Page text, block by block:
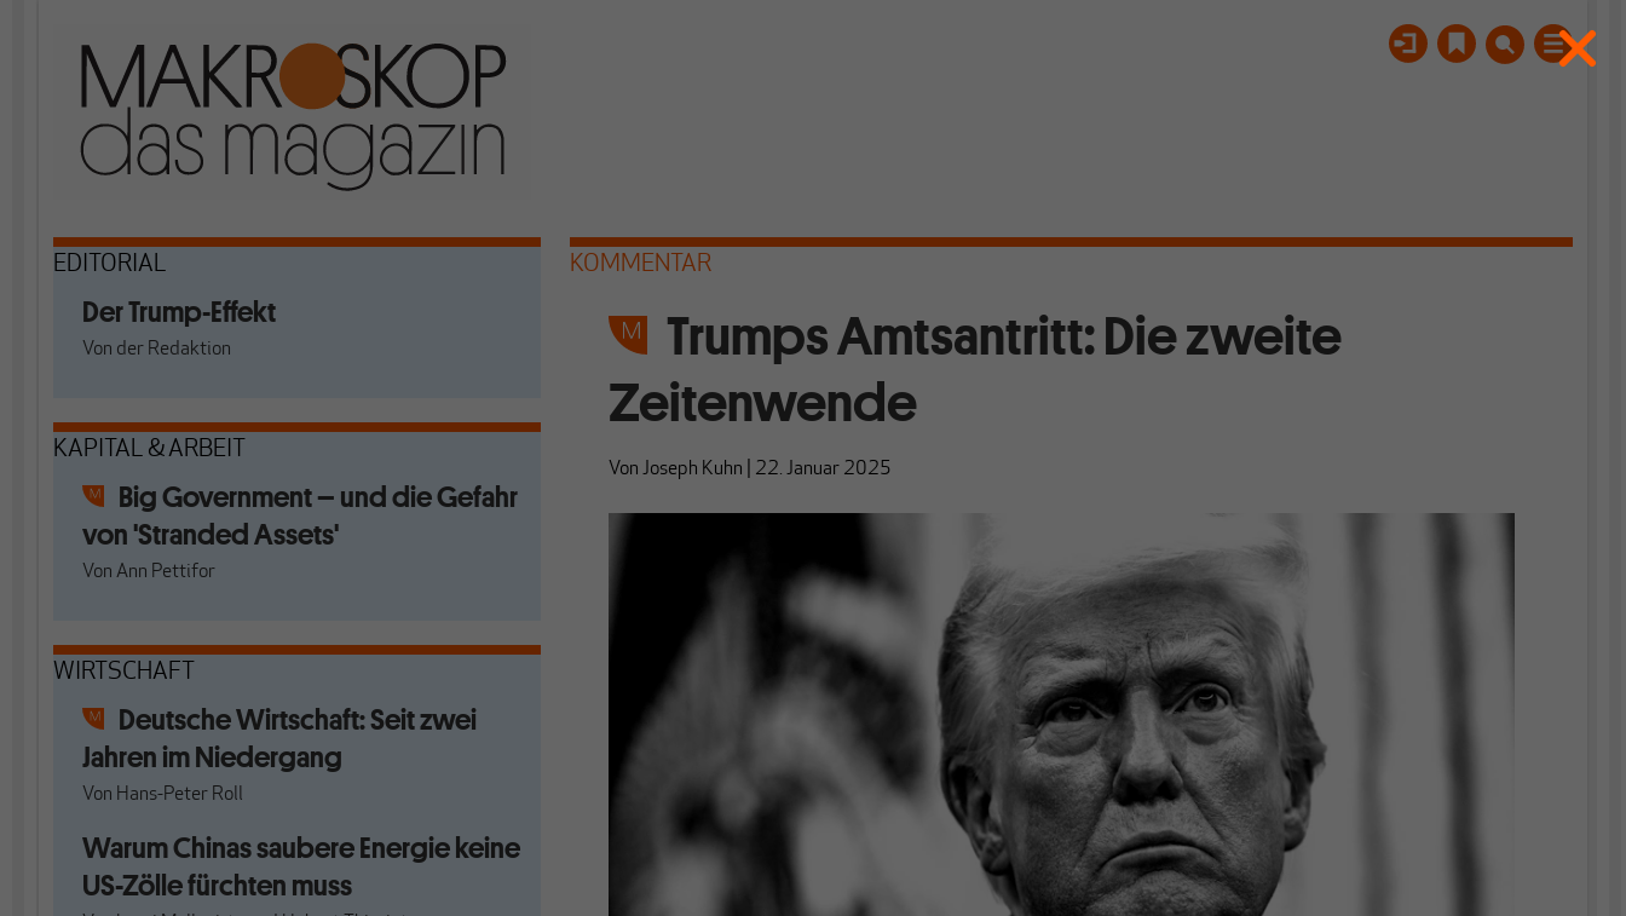
EDITORIAL
Der Trump-Effekt
Von der Redaktion
KAPITAL & ARBEIT
Big Government – und die Gefahr
von 'Stranded Assets'
Von Ann Pettifor
WIRTSCHAFT
Deutsche Wirtschaft: Seit zwei
Jahren im Niedergang
Von Hans-Peter Roll
Warum Chinas saubere Energie keine
US-Zölle fürchten muss
KOMMENTAR
Trumps Amtsantritt: Die zweite
Zeitenwende
Von Joseph Kuhn 22. Januar 2025